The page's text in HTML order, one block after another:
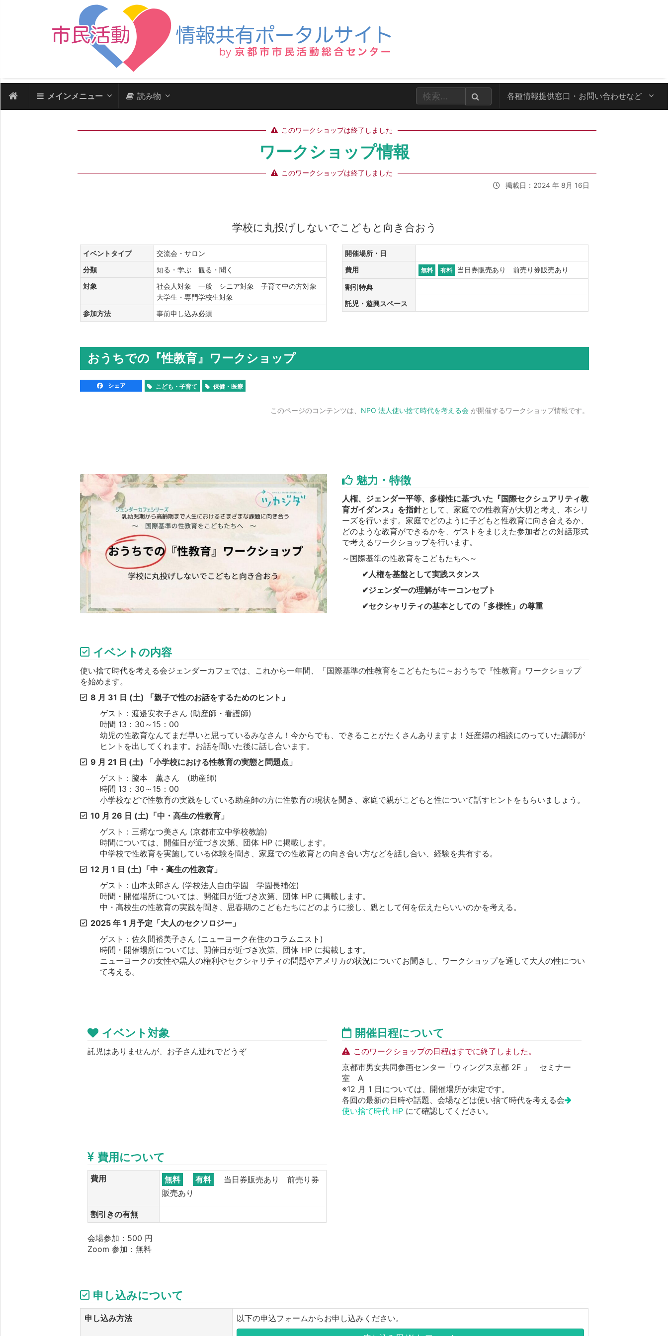
メインメニュー 読み物 各種情報提供窓口・ お問い合わせなど
このワークショップは終了しました
ワークショップ情報
このワークショップは終了しました
掲載日：2024 年 8月 16日
学校に丸投げしないでこどもと向き合おう
イベントタイプ 交流会・サロン
分類 知る・学ぶ 観る・聞く
対象
社会人対象 一般 シニア対象 子育て中の方対象
大学生・専門学校生対象
参加方法 事前申し込み必須
開催場所・日
費用 無料 有料 当日券販売あり 前売り券販売あり
割引特典
託児・遊興スペース
おうちでの『性教育』ワークショップ
シェア こども・子育て 保健・医療
このページのコンテンツは、 NPO 法人使い捨て時代を考える会が開催するワークショップ情報です。
魅力・特徴
人権、ジェンダー平等、多様性に基づいた『国際セクシュアリティ教
育ガイダンス』を指針として、家庭での性教育が大切と考え、本シリ
ーズを行います。家庭でどのように子どもと性教育に向き合えるか、
どのような教育ができるかを、ゲストをまじえた参加者との対話形式
で考えるワークショップを行います。
～国際基準の性教育をこどもたちへ～
✔人権を基盤として実践スタンス
✔ジェンダーの理解がキーコンセプト
✔セクシャリティの基本としての「多様性」の尊重
イベントの内容
使い捨て時代を考える会ジェンダーカフェでは、これから一年間、「国際基準の性教育をこどもたちに～おうちで『性教育』ワークショップ
を始めます。
8 月 31 日 (土) 「親子で性のお話をするためのヒント」
ゲスト：渡邉安衣子さん (助産師・看護師)
時間 13：30～15：00
幼児の性教育なんてまだ早いと思っているみなさん！今からでも、できることがたくさんありますよ！妊産婦の相談にのっていた講師が
ヒントを出してくれます。お話を聞いた後に話し合います。
9 月 21 日 (土) 「小学校における性教育の実態と問題点」
ゲスト：脇本 薫さん (助産師)
時間 13：30～15：00
小学校などで性教育の実践をしている助産師の方に性教育の現状を聞き、家庭で親がこどもと性について話すヒントをもらいましょう。
10 月 26 日 (土)「中・高生の性教育」
ゲスト：三觜なつ美さん (京都市立中学校教諭)
時間については、開催日が近づき次第、団体 HP に掲載します。
中学校で性教育を実施している体験を聞き、家庭での性教育との向き合い方などを話し合い、経験を共有する。
12 月 1 日 (土)「中・高生の性教育」
ゲスト：山本太郎さん (学校法人自由学園 学園長補佐)
時間・開催場所については、開催日が近づき次第、団体 HP に掲載します。
中・高校生の性教育の実践を聞き、思春期のこどもたちにどのように接し、親として何を伝えたらいいのかを考える。
2025 年 1 月予定「大人のセクソロジー」
ゲスト：佐久間裕美子さん (ニューヨーク在住のコラムニスト)
時間・開催場所については、開催日が近づき次第、団体 HP に掲載します。
ニューヨークの女性や黒人の権利やセクシャリティの問題やアメリカの状況についてお聞きし、ワークショップを通して大人の性につい
て考える。
イベント対象
託児はありませんが、お子さん連れでどうぞ
開催日程について
このワークショップの日程はすでに終了しました。
京都市男女共同参画センター「ウィングス京都 2F 」 セミナー
室 A
※12 月 1 日については、開催場所が未定です。
各回の最新の日時や話題、会場などは使い捨て時代を考える会
使い捨て時代 HP にて確認してください。
費用について
費用 無料 有料
当日券販売あり 前売り券
販売あり
割引きの有無
会場参加：500 円
Zoom 参加：無料
申し込みについて
申し込み方法
以下の申込フォームからお申し込みください。